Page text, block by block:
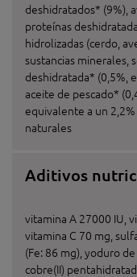
deshidratados* (9%),
proteínas
hidrolizadas (cerdo,
sustancias minerales,
deshidratada* (0,5%,
aceite de pescado*
equivalente a un
naturales
Aditivos
vitamina A 27000 IU,
vitamina C 70 mg,
(Fe: 86 mg), yoduro
cobre(II)